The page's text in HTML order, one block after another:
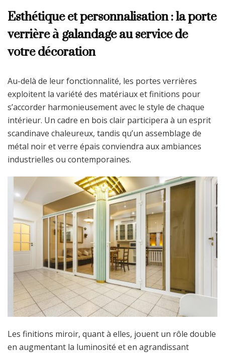
Esthétique et personnalisation : la porte
verrière à galandage au service de
votre décoration
Au-delà de leur fonctionnalité, les portes verrières
exploitent la variété des matériaux et finitions pour
s’accorder harmonieusement avec le style de chaque
intérieur. Un cadre en bois clair participera à un esprit
scandinave chaleureux, tandis qu’un assemblage de
métal noir et verre épais conviendra aux ambiances
industrielles ou contemporaines.
Les finitions miroir, quant à elles, jouent un rôle double
en augmentant la luminosité et en agrandissant